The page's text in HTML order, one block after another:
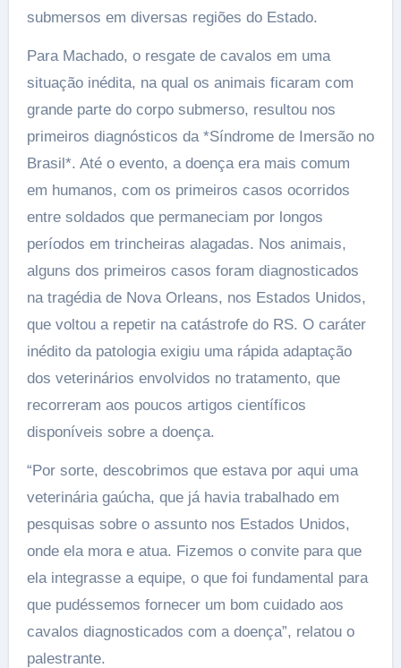
submersos em diversas regiões do Estado.
Para Machado, o resgate de cavalos em uma
situação inédita, na qual os animais ficaram com
grande parte do corpo submerso, resultou nos
primeiros diagnósticos da *Síndrome de Imersão no
Brasil*. Até o evento, a doença era mais comum
em humanos, com os primeiros casos ocorridos
entre soldados que permaneciam por longos
períodos em trincheiras alagadas. Nos animais,
alguns dos primeiros casos foram diagnosticados
na tragédia de Nova Orleans, nos Estados Unidos,
que voltou a repetir na catástrofe do RS. O caráter
inédito da patologia exigiu uma rápida adaptação
dos veterinários envolvidos no tratamento, que
recorreram aos poucos artigos científicos
disponíveis sobre a doença.
“Por sorte, descobrimos que estava por aqui uma
veterinária gaúcha, que já havia trabalhado em
pesquisas sobre o assunto nos Estados Unidos,
onde ela mora e atua. Fizemos o convite para que
ela integrasse a equipe, o que foi fundamental para
que pudéssemos fornecer um bom cuidado aos
cavalos diagnosticados com a doença”, relatou o
palestrante.